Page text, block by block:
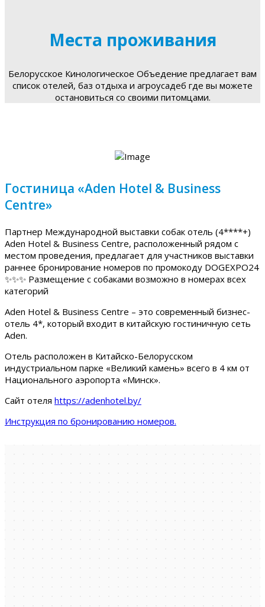
Места проживания
Белорусское Кинологическое Объедение предлагает вам
список отелей, баз отдыха и агроусадеб где вы можете
остановиться со своими питомцами.
Гостиница «Aden Hotel & Business
Centre»
Партнер Международной выставки собак отель (4****+)
Aden Hotel & Business Centre, расположенный рядом с
местом проведения, предлагает для участников выставки
раннее бронирование номеров по промокоду DOGEXPO24
✨✨✨ Размещение с собаками возможно в номерах всех
категорий
Aden Hotel & Business Centre – это современный бизнес-
отель 4*, который входит в китайскую гостиничную сеть
Aden.
Отель расположен в Китайско-Белорусском
индустриальном парке «Великий камень» всего в 4 км от
Национального аэропорта «Минск».
Сайт отеля https://adenhotel.by/
Инструкция по бронированию номеров.